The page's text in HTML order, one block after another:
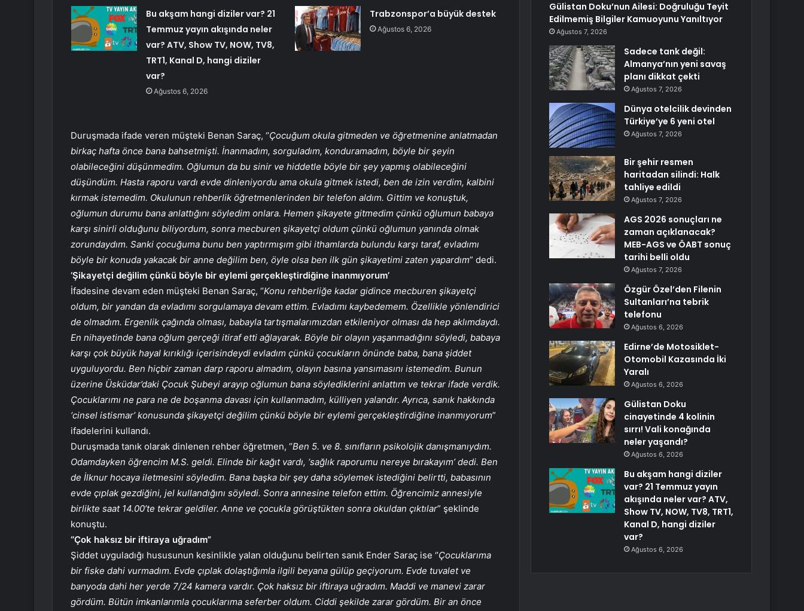
Bu akşam hangi diziler var? 21
Temmuz yayın akışında neler
var? ATV, Show TV, NOW, TV8,
TRT1, Kanal D, hangi diziler
var?
Ağustos 6, 2026
Trabzonspor’a büyük destek
Ağustos 6, 2026
Duruşmada ifade veren müşteki Benan Saraç, ‘’Çocuğum okula gitmeden ve öğretmenine anlatmadan
birkaç hafta önce bana bahsetmişti. İnanmadım, sorguladım, konduramadım, böyle bir şeyin
olabileceğini düşünmedim. Oğlumun da bu sinir ve hiddetle böyle bir şey yapmış olabileceğini
düşündüm. Hasta raporu vardı evde dinleniyordu ama okula gitmek istedi, ben de izin verdim, kalbini
kırmak istemedim. Okulunun rehberlik öğretmenlerinden bir telefon aldım. Gittim ve konuştuk,
oğlumun durumu bana anlattığını söyledim onlara. Hemen şikayete gitmedim çünkü oğlumun babaya
karşı sinirli olduğunu biliyordum, sonra mecburen şikayetçi oldum çünkü oğlumun yanında olmak
zorundaydım. Sanki çocuğuma bunu ben yaptırmışım gibi ithamlarda bulundu karşı taraf, evladımı
böyle bir konuda yakacak bir anne değilim ben, öyle olsa ben ilk gün şikayetimi zaten yapardım” dedi.
‘Şikayetçi değilim çünkü böyle bir eylemi gerçekleştirdiğine inanmıyorum’
İfadesine devam eden müşteki Benan Saraç, ‘’Konu rehberliğe kadar gidince mecburen şikayetçi
oldum, bir yandan da evladımı sorgulamaya devam ettim. Evladımı kaybedemem. Özellikle yönlendirici
de olmadım. Ergenlik çağında olması, babayla tartışmalarımızdan etkileniyor olması da hep aklımdaydı.
En nihayetinde bana oğlum gerçeği itiraf etti ağlayarak. Böyle bir olayın yaşanmadığını söyledi, babaya
karşı çok büyük hayal kırıklığı içerisindeydi evladım çünkü çocukların önünde baba, bana şiddet
uyguluyordu. Ben hiçbir zaman darp raporu almadım, olayın basına yansımasını istemedim. Bunun
üzerine Üsküdar’daki Çocuk Şubeyi arayıp oğlumun bana söylediklerini anlattım ve tekrar ifade verdik.
Çocuklarımı ne para ne de boşanma davası için kullanmadım, külliyen yalandır. Ayrıca, sanık hakkında
‘cinsel istismar’ konusunda şikayetçi değilim çünkü böyle bir eylemi gerçekleştirdiğine inanmıyorum”
ifadelerini kullandı.
Duruşmada tanık olarak dinlenen rehber öğretmen, ‘’Ben 5. ve 8. sınıfların psikolojik danışmanıydım.
Odamdayken öğrencim M.S. geldi. Elinde bir kağıt vardı, ‘sağlık raporumu nereye bırakayım’ dedi. Ben
de İlknur hocaya iletmesini söyledim. Bana başka bir şey daha söylemek istediğini belirtti, babasının
evde çıplak gezdiğini, jel kullandığını söyledi. Sonra annesine telefon ettim. Öğrencimiz annesiyle
birlikte saat 14.00’te tekrar geldiler. Anne ve çocukla görüştükten sonra okuldan çıktılar” şeklinde
konuştu.
‘’Çok haksız bir iftiraya uğradım”
Şiddet uyguladığı hususunun kesinlikle yalan olduğunu belirten sanık Ender Saraç ise ‘’Çocuklarıma
bir fiske dahi vurmadım. Evde çıplak dolaştığımla ilgili beyana gülüp geçiyorum. Evde tuvalet ve
banyoda dahi her yerde 7/24 kamera vardır. Çok haksız bir iftiraya uğradım. Maddi ve manevi zarar
gördüm. Bütün imkanlarımla çocuklarıma seferber oldum. Ciddi şekilde zarar gördüm. Bir an önce
Gülistan Doku’nun Ailesi: Doğruluğu Teyit
Edilmemiş Bilgiler Kamuoyunu Yanıltıyor
Ağustos 7, 2026
Sadece tank değil:
Almanya’nın yeni savaş
planı dikkat çekti
Ağustos 7, 2026
Dünya otelcilik devinden
Türkiye’ye 6 yeni otel
Ağustos 7, 2026
Bir şehir resmen
haritadan silindi: Halk
tahliye edildi
Ağustos 7, 2026
AGS 2026 sonuçları ne
zaman açıklanacak?
MEB-AGS ve ÖABT sonuç
tarihi belli oldu
Ağustos 7, 2026
Özgür Özel’den Filenin
Sultanları’na tebrik
telefonu
Ağustos 6, 2026
Edirne’de Motosiklet-
Otomobil Kazasında İki
Yaralı
Ağustos 6, 2026
Gülistan Doku
cinayetinde 4 kolinin
sırrı! Vali konağında
neler yaşandı?
Ağustos 6, 2026
Bu akşam hangi diziler
var? 21 Temmuz yayın
akışında neler var? ATV,
Show TV, NOW, TV8, TRT1,
Kanal D, hangi diziler
var?
Ağustos 6, 2026